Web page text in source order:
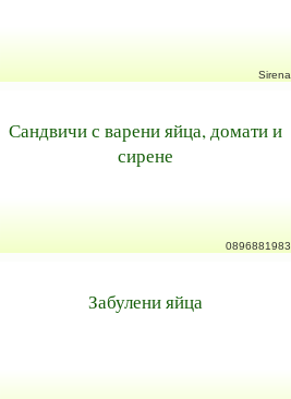
Sirena
Сандвичи с варени яйца, домати и
сирене
0896881983
Забулени яйца